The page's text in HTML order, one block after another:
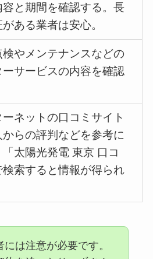
容と期間を確認する。長
ある業者は安心。
検やメンテナンスなどの
ーサービスの内容を確認
ーネットの口コミサイト
らの評判などを参考に
太陽光発電 東京 口コ
検索すると情報が得られ
には注意が必要です。